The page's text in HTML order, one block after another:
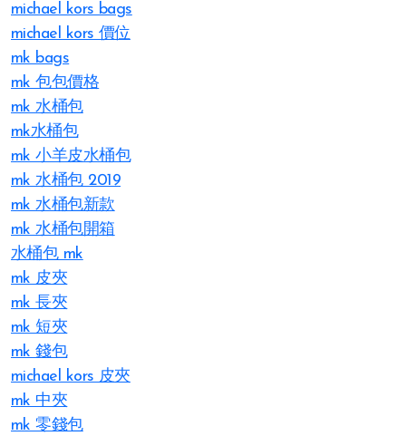
michael kors bags
michael kors 價位
mk bags
mk 包包價格
mk 水桶包
mk水桶包
mk 小羊皮水桶包
mk 水桶包 2019
mk 水桶包新款
mk 水桶包開箱
水桶包 mk
mk 皮夾
mk 長夾
mk 短夾
mk 錢包
michael kors 皮夾
mk 中夾
mk 零錢包